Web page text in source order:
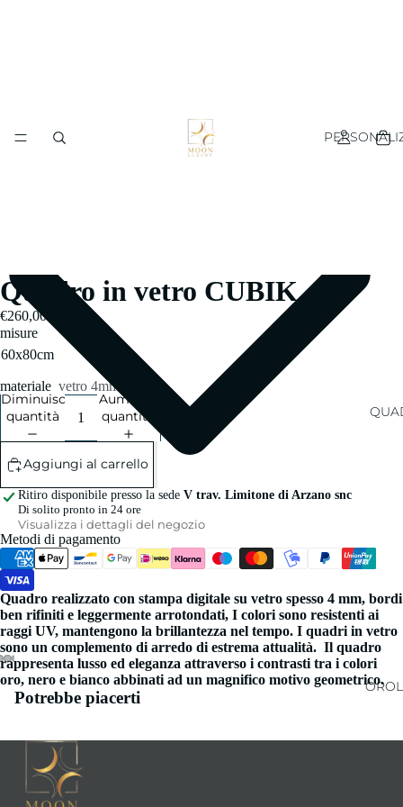
Quadro in vetro CUBIK
€260,00
misure
materiale vetro 4mm
Diminuisci
quantità
Aumenta
quantità
Aggiungi al carrello
Ritiro disponibile presso la sede V trav. Limitone di Arzano snc
Di solito pronto in 24 ore
Visualizza i dettagli del negozio
Metodi di pagamento
Quadro realizzato con stampa digitale su vetro spesso 4 mm, bordi
ben rifiniti e leggermente arrotondati, I colori sono resistenti ai
raggi UV, mantengono la brillantezza nel tempo. I quadri in vetro
sono un complemento di arredo di estrema attualità. Il quadro
rappresenta lusso ed eleganza attraverso i contrasti tra i colori
oro, nero e bianco abbinati ad un magnifico motivo geometrico.
Potrebbe piacerti